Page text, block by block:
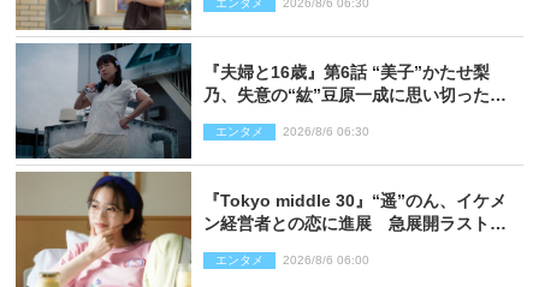
エンタメ 2026/8/6 06:30
『夫婦と16歳』第6話 “美子”かたせ梨
乃、失意の“紘”豆原一成に思い切ったプ
エンタメ 2026/8/6 06:30
『Tokyo middle 30』“遥”のん、イケメ
ン経営者との恋に進展 急展開ラストに
エンタメ 2026/8/6 06:00